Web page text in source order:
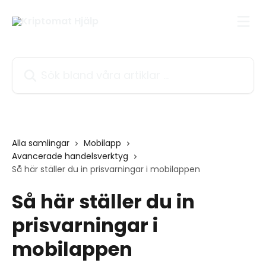
Alla samlingar
Mobilapp
Avancerade handelsverktyg
Så här ställer du in prisvarningar i mobilappen
Så här ställer du in
prisvarningar i
mobilappen